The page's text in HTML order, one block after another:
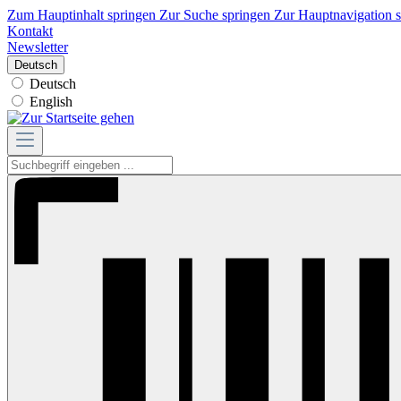
Zum Hauptinhalt springen Zur Suche springen Zur Hauptnavigation
Kontakt
Newsletter
Deutsch
Deutsch
English